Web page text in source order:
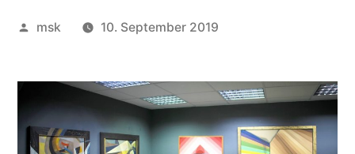
Veröffentlicht
msk 10. September 2019